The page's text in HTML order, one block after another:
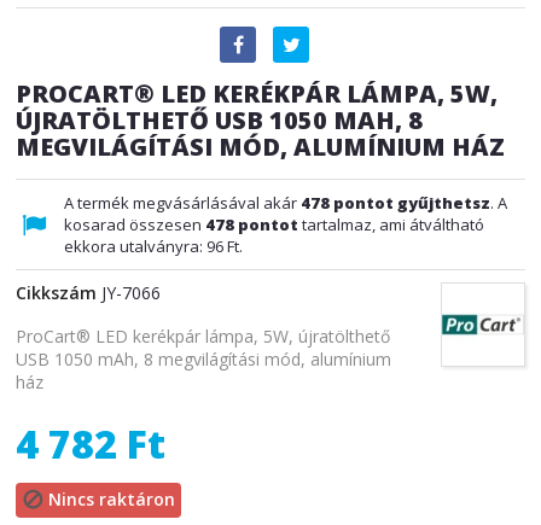
PROCART® LED KERÉKPÁR LÁMPA, 5W,
ÚJRATÖLTHETŐ USB 1050 MAH, 8
MEGVILÁGÍTÁSI MÓD, ALUMÍNIUM HÁZ
A termék megvásárlásával akár 478 pontot gyűjthetsz. A
kosarad összesen 478 pontot tartalmaz, ami átváltható
ekkora utalványra: 96 Ft.
Cikkszám JY-7066
ProCart® LED kerékpár lámpa, 5W, újratölthető
USB 1050 mAh, 8 megvilágítási mód, alumínium
ház
4 782 Ft
 Nincs raktáron